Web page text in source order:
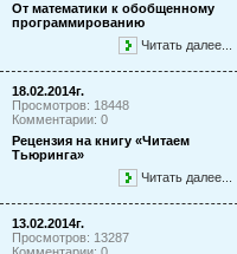
От математики к обобщенному
программированию
Читать далее...
18.02.2014г.
Просмотров: 18448
Комментарии: 0
Рецензия на книгу «Читаем
Тьюринга»
Читать далее...
13.02.2014г.
Просмотров: 13287